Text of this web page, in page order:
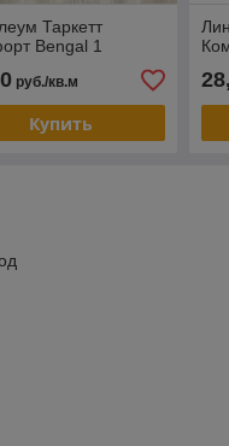
Таркетт
Bengal 1
руб./кв.м
Купить